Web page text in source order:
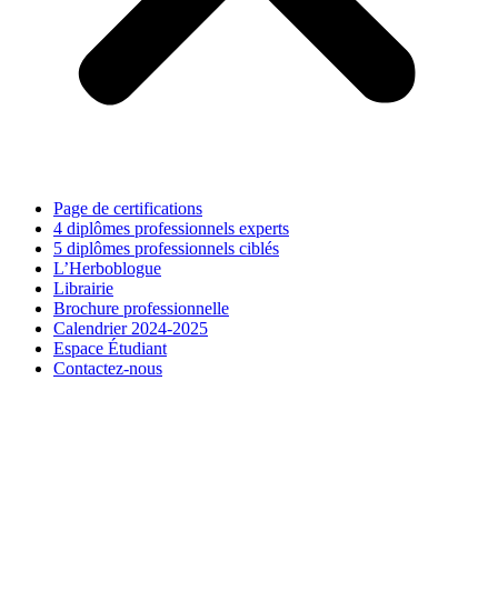
Page de certifications
4 diplômes professionnels experts
5 diplômes professionnels ciblés
L’Herboblogue
Librairie
Brochure professionnelle
Calendrier 2024-2025
Espace Étudiant
Contactez-nous